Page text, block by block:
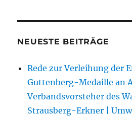
NEUESTE BEITRÄGE
Rede zur Verleihung der
Guttenberg-Medaille an
Verbandsvorsteher des
Strausberg-Erkner |